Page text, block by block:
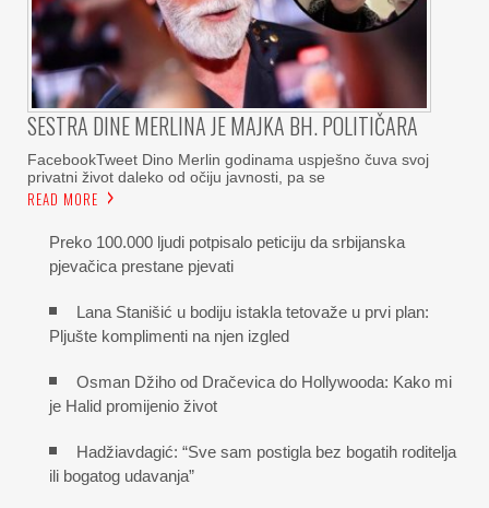
SESTRA DINE MERLINA JE MAJKA BH. POLITIČARA
FacebookTweet Dino Merlin godinama uspješno čuva svoj
privatni život daleko od očiju javnosti, pa se
READ MORE
Preko 100.000 ljudi potpisalo peticiju da srbijanska
pjevačica prestane pjevati
Lana Stanišić u bodiju istakla tetovaže u prvi plan:
Pljušte komplimenti na njen izgled
Osman Džiho od Dračevica do Hollywooda: Kako mi
je Halid promijenio život
Hadžiavdagić: “Sve sam postigla bez bogatih roditelja
ili bogatog udavanja”